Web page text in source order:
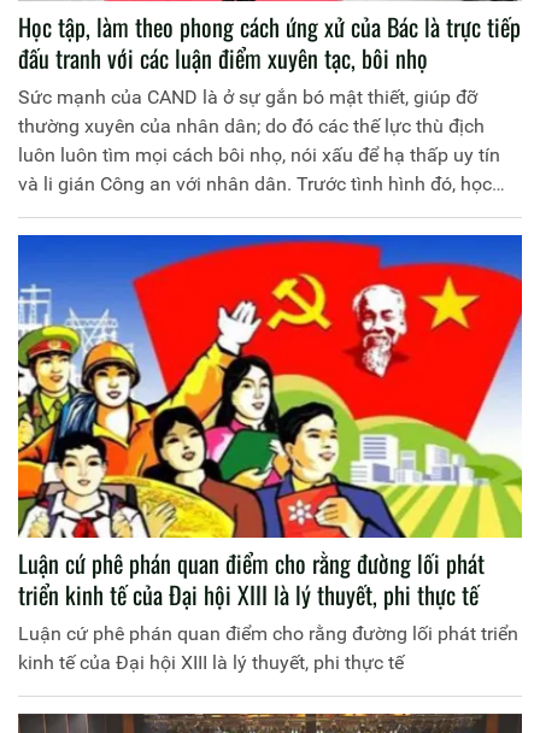
Học tập, làm theo phong cách ứng xử của Bác là trực tiếp
đấu tranh với các luận điểm xuyên tạc, bôi nhọ
Sức mạnh của CAND là ở sự gắn bó mật thiết, giúp đỡ
thường xuyên của nhân dân; do đó các thế lực thù địch
luôn luôn tìm mọi cách bôi nhọ, nói xấu để hạ thấp uy tín
và li gián Công an với nhân dân. Trước tình hình đó, học
tập, làm theo phong cách ứng xử của Chủ tịch Hồ Chí Minh
là phương pháp để cán bộ, chiến sĩ CAND đấu tranh hiệu
quả với mọi hình thức xuyên tạc, nói xấu.
Luận cứ phê phán quan điểm cho rằng đường lối phát
triển kinh tế của Đại hội XIII là lý thuyết, phi thực tế
Luận cứ phê phán quan điểm cho rằng đường lối phát triển
kinh tế của Đại hội XIII là lý thuyết, phi thực tế